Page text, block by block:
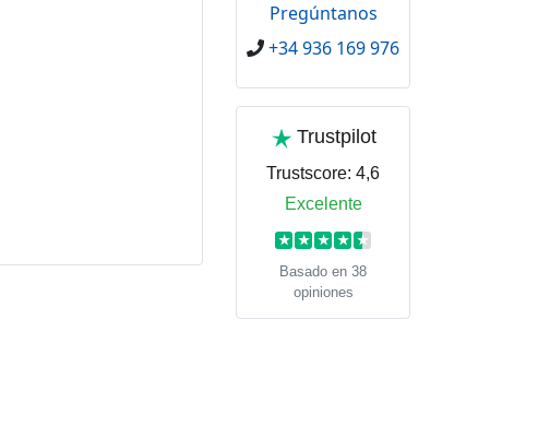
Pregúntanos
+34 936 169 976
Trustpilot
Trustscore: 4,6
Excelente
★ ★ ★ ★ ★
Basado en 38
opiniones